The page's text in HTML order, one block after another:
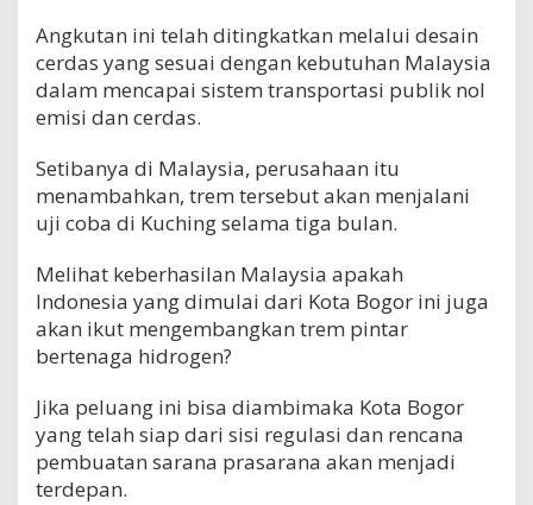
Angkutan ini telah ditingkatkan melalui desain
cerdas yang sesuai dengan kebutuhan Malaysia
dalam mencapai sistem transportasi publik nol
emisi dan cerdas.
Setibanya di Malaysia, perusahaan itu
menambahkan, trem tersebut akan menjalani
uji coba di Kuching selama tiga bulan.
Melihat keberhasilan Malaysia apakah
Indonesia yang dimulai dari Kota Bogor ini juga
akan ikut mengembangkan trem pintar
bertenaga hidrogen?
Jika peluang ini bisa diambimaka Kota Bogor
yang telah siap dari sisi regulasi dan rencana
pembuatan sarana prasarana akan menjadi
terdepan.